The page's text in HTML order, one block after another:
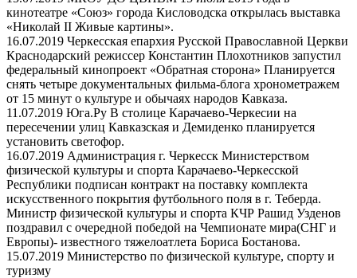
кинотеатре «Союз» города Кисловодска открылась выставка
«Николай II Живые картины».
16.07.2019 Черкесская епархия Русской Православной Церкви
Краснодарский режиссер Константин Плохотников запустил
федеральный кинопроект «Обратная сторона» Планируется
снять четыре документальных фильма-блога хронометражем
от 15 минут о культуре и обычаях народов Кавказа.
11.07.2019 Юга.Ру В столице Карачаево-Черкесии на
пересечении улиц Кавказская и Демиденко планируется
установить светофор.
16.07.2019 Администрация г. Черкесск Министерством
физической культуры и спорта Карачаево-Черкесской
Республики подписан контракт на поставку комплекта
искусственного покрытия футбольного поля в г. Теберда.
Министр физической культуры и спорта КЧР Рашид Узденов
поздравил с очередной победой на Чемпионате мира(СНГ и
Европы)- известного тяжелоатлета Бориса Бостанова.
15.07.2019 Министерство по физической культуре, спорту и
туризму